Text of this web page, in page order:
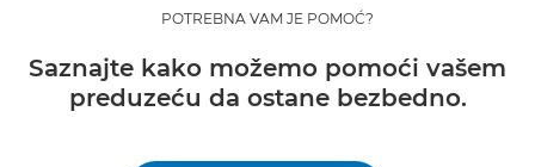
POTREBNA VAM JE POMOĆ?
Saznajte kako možemo pomoći vašem
preduzeću da ostane bezbedno.